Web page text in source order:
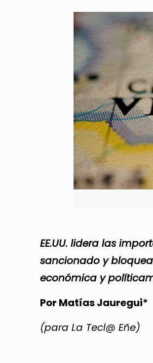
EE.UU. lidera las
sancionado y
económica y
Por Matías Jauregui*
(para La Tecl@ Eñe)